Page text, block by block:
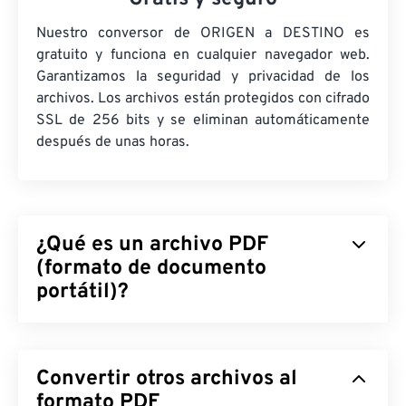
Nuestro conversor de ORIGEN a DESTINO es
gratuito y funciona en cualquier navegador web.
Garantizamos la seguridad y privacidad de los
archivos. Los archivos están protegidos con cifrado
SSL de 256 bits y se eliminan automáticamente
después de unas horas.
¿Qué es un archivo PDF
(formato de documento
portátil)?
características tanto de documentos de texto
como de imágenes gráficas, lo que lo convierte en
Convertir otros archivos al